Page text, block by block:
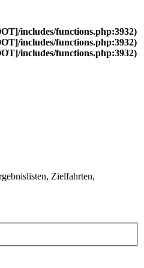
includes/functions.php:3932)
includes/functions.php:3932)
includes/functions.php:3932)
Zielfahrten,